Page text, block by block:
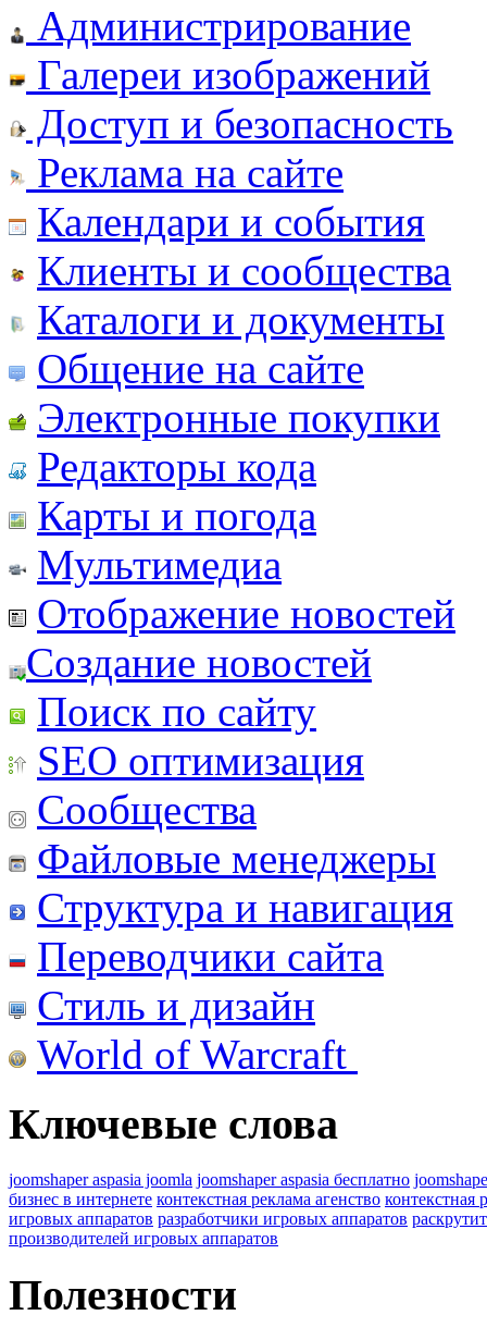
Администрирование
Галереи изображений
Доступ и безопасность
Реклама на сайте
Календари и события
Клиенты и сообщества
Каталоги и документы
Общение на сайте
Электронные покупки
Редакторы кода
Карты и погода
Мультимедиа
Отображение новостей
Создание новостей
Поиск по сайту
SEO оптимизация
Сообщества
Файловые менеджеры
Структура и навигация
Переводчики сайта
Стиль и дизайн
World of Warcraft
Ключевые слова
joomshaper aspasia joomla joomshaper aspasia бесплатно
бизнес в интернете контекстная реклама агенство контекстная
игровых аппаратов разработчики игровых аппаратов
производителей игровых аппаратов
Полезности